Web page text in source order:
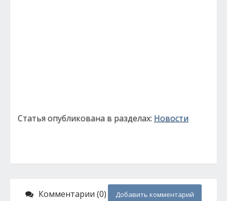
Статья опубликована в разделах: Новости
Комментарии (0) Добавить комментарий